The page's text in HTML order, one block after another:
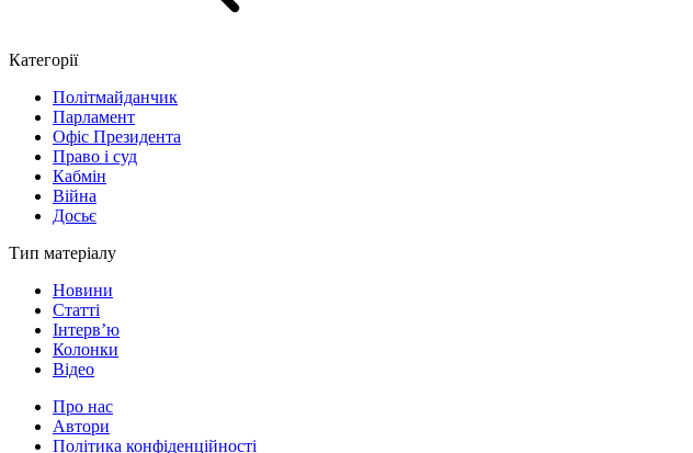
Категорії
Політмайданчик
Парламент
Офіс Президента
Право і суд
Кабмін
Війна
Досьє
Тип матеріалу
Новини
Статті
Інтерв’ю
Колонки
Відео
Про нас
Автори
Політика конфіденційності